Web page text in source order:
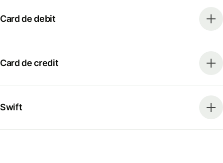
Card de debit
Card de credit
Swift